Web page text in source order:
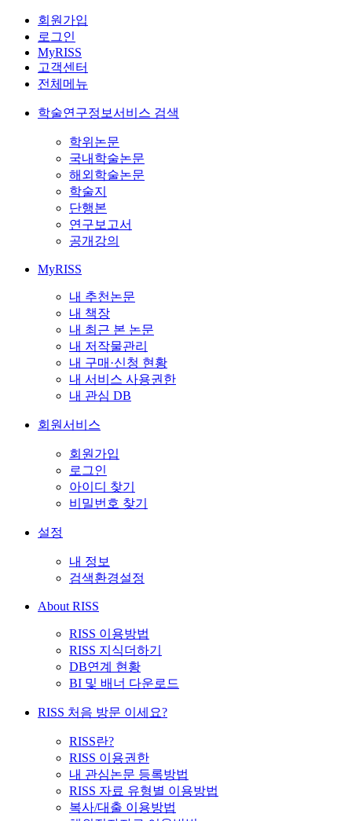
회원가입
로그인
MyRISS
고객센터
전체메뉴
학술연구정보서비스 검색
학위논문
국내학술논문
해외학술논문
학술지
단행본
연구보고서
공개강의
MyRISS
내 추천논문
내 책장
내 최근 본 논문
내 저작물관리
내 구매·신청 현황
내 서비스 사용권한
내 관심 DB
회원서비스
회원가입
로그인
아이디 찾기
비밀번호 찾기
설정
내 정보
검색환경설정
About RISS
RISS 이용방법
RISS 지식더하기
DB연계 현황
BI 및 배너 다운로드
RISS 처음 방문 이세요?
RISS란?
RISS 이용권한
내 관심논문 등록방법
RISS 자료 유형별 이용방법
복사/대출 이용방법